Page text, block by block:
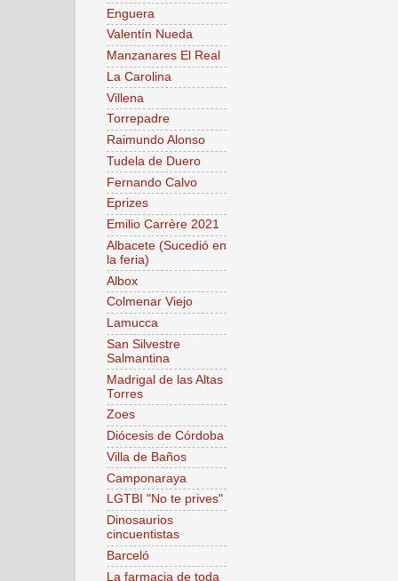
Enguera
Valentín Nueda
Manzanares El Real
La Carolina
Villena
Torrepadre
Raimundo Alonso
Tudela de Duero
Fernando Calvo
Eprizes
Emilio Carrère 2021
Albacete (Sucedió en
la feria)
Albox
Colmenar Viejo
Lamucca
San Silvestre
Salmantina
Madrigal de las Altas
Torres
Zoes
Diócesis de Córdoba
Villa de Baños
Camponaraya
LGTBI "No te prives"
Dinosaurios
cincuentistas
Barceló
La farmacia de toda